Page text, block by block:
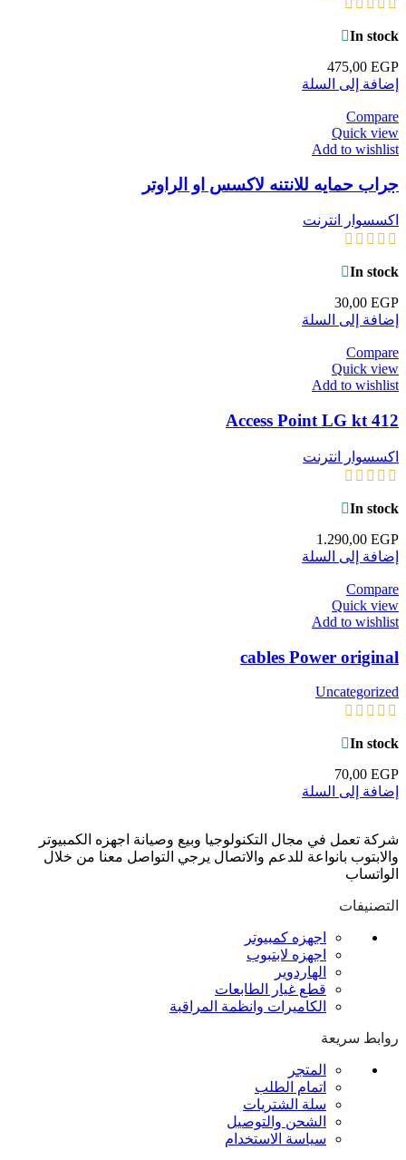
In stock
475,00 EGP
إضافة إلى السلة
Compare
Quick view
Add to wishlist
جراب حمايه للانتنه لاكسس او الراوتر
اكسسوار انترنت
In stock
30,00 EGP
إضافة إلى السلة
Compare
Quick view
Add to wishlist
Access Point LG kt 412
اكسسوار انترنت
In stock
1.290,00 EGP
إضافة إلى السلة
Compare
Quick view
Add to wishlist
cables Power original
Uncategorized
In stock
70,00 EGP
إضافة إلى السلة
شركة تعمل في مجال التكنولوجيا وبيع وصيانة اجهزه الكمبيوتر
والابتوب بانواعة للدعم والاتصال يرجي التواصل معنا من خلال
الواتساب
التصنيفات
اجهزه كمبيوتر
اجهزه لابتبوب
الهاردوير
قطع غيار الطابعات
الكاميرات وانظمة المراقبة
روابط سريعة
المتجر
اتمام الطلب
سلة الشتريات
الشحن والتوصيل
سياسة الاستخدام